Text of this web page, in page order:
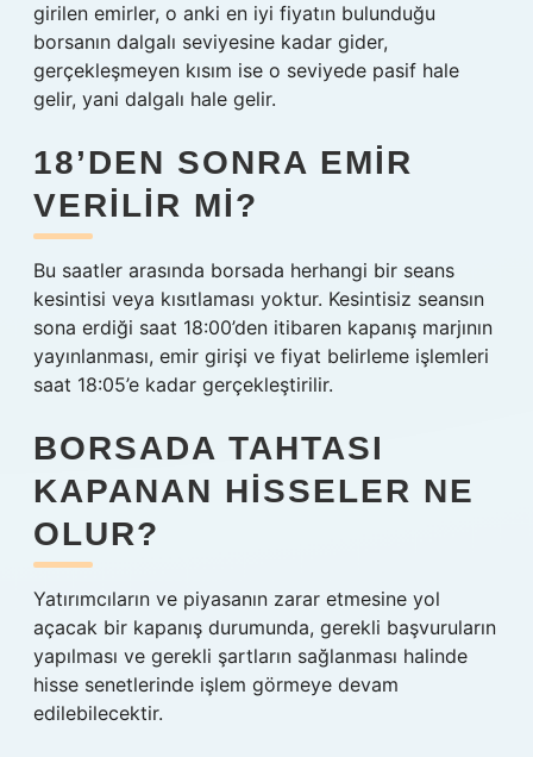
girilen emirler, o anki en iyi fiyatın bulunduğu
borsanın dalgalı seviyesine kadar gider,
gerçekleşmeyen kısım ise o seviyede pasif hale
gelir, yani dalgalı hale gelir.
18’DEN SONRA EMIR
VERILIR MI?
Bu saatler arasında borsada herhangi bir seans
kesintisi veya kısıtlaması yoktur. Kesintisiz seansın
sona erdiği saat 18:00’den itibaren kapanış marjının
yayınlanması, emir girişi ve fiyat belirleme işlemleri
saat 18:05’e kadar gerçekleştirilir.
BORSADA TAHTASI
KAPANAN HISSELER NE
OLUR?
Yatırımcıların ve piyasanın zarar etmesine yol
açacak bir kapanış durumunda, gerekli başvuruların
yapılması ve gerekli şartların sağlanması halinde
hisse senetlerinde işlem görmeye devam
edilebilecektir.